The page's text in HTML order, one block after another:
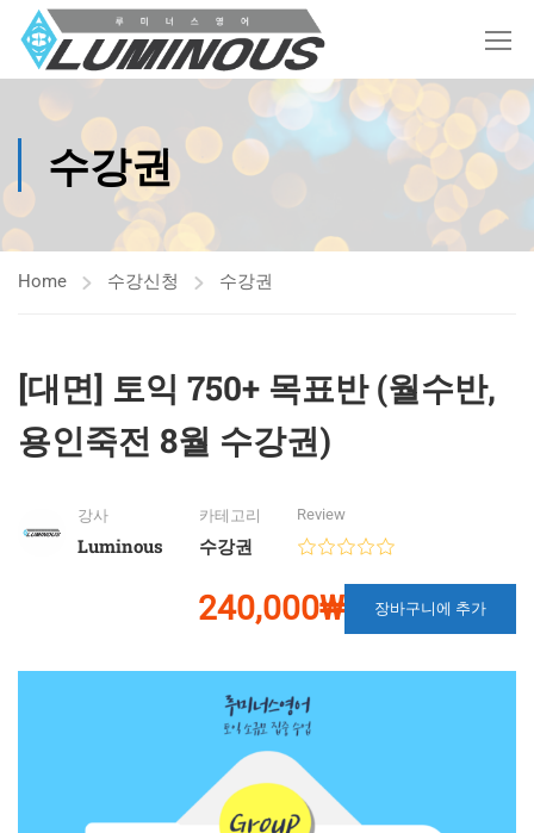
수강권
Home 수강신청 수강권
[대면] 토익 750+ 목표반 (월수반,
용인죽전 8월 수강권)
강사
Luminous
카테고리
수강권
Review
240,000₩ 장바구니에 추가